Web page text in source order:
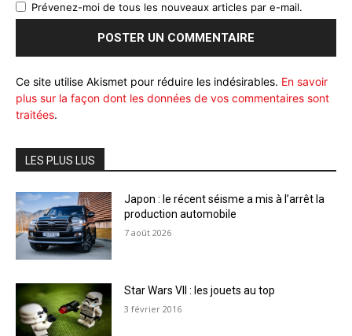
Prévenez-moi de tous les nouveaux articles par e-mail.
Ce site utilise Akismet pour réduire les indésirables. En savoir
plus sur la façon dont les données de vos commentaires sont
traitées.
LES PLUS LUS
Japon : le récent séisme a mis à l’arrêt la
production automobile
7 août 2026
Star Wars VII : les jouets au top
3 février 2016